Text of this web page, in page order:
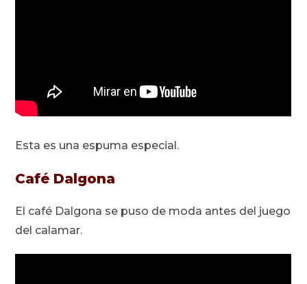
Esta es una espuma especial.
Café Dalgona
El café Dalgona se puso de moda antes del juego
del calamar.